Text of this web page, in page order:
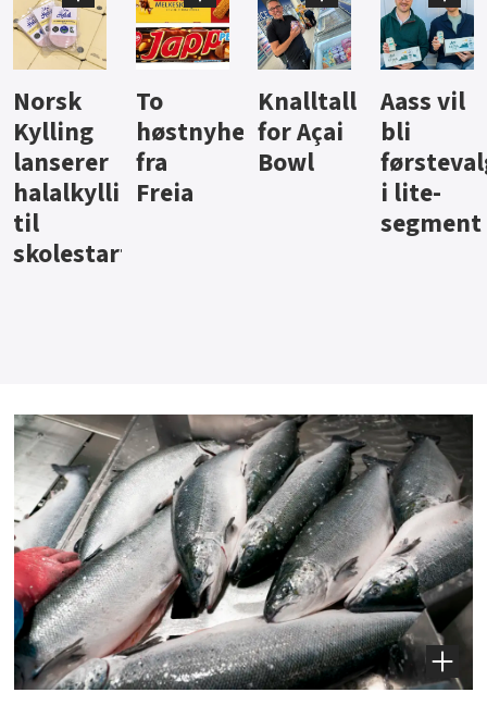
Knalltall
for Açai
Bowl
Aass vil
bli
førstevalg
i lite-
Brus og
jus fra
Berentsen
Hard
iste fra
Hansa